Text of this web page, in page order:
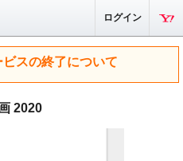
ログイン
スの終了について
2020